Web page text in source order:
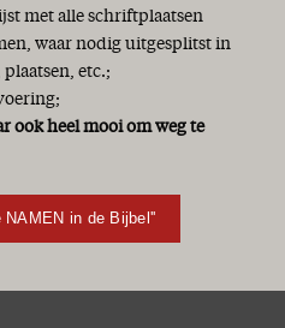
met alle schriftplaatsen
waar nodig uitgesplitst in
etc.;
ook heel mooi om weg te
NAMEN in de Bijbel''